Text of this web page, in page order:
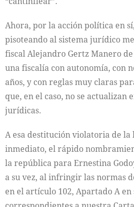
Ahora, por la acción política en
pisoteando al sistema jurídico
fiscal Alejandro Gertz Manero
una fiscalía con autonomía, con
años, y con reglas muy claras
que, en el caso, no se actualizan
jurídicas.
A esa destitución violatoria de la
inmediato, el rápido
la república para Ernestina
a su vez, al infringir las normas
en el artículo 102, Apartado A en